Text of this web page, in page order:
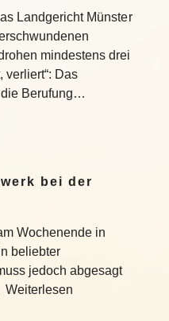
Landgericht Münster
mindestens drei
verliert“: Das
die Berufung…
bei der
Wochenende in
beliebter
jedoch abgesagt
Weiterlesen